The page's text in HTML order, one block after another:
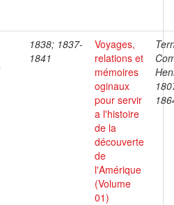
1838; 1837-
1841
Voyages,
relations et
mémoires
oginaux
pour servir
a l'histoire
de la
découverte
de
l'Amérique
(Volume
01)